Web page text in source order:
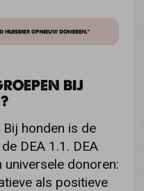
BIJ
Bij honden is de
DEA 1.1. DEA
donoren:
als positieve